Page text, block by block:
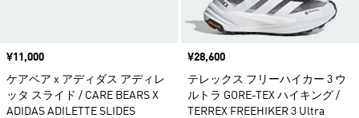
価格
¥11,000
ケアベア x アディダス アディレ
ッタ スライド / CARE BEARS X
ADIDAS ADILETTE SLIDES
価格
¥28,600
テレックス フリーハイカー 3 ウ
ルトラ GORE-TEX ハイキング /
TERREX FREEHIKER 3 Ultra